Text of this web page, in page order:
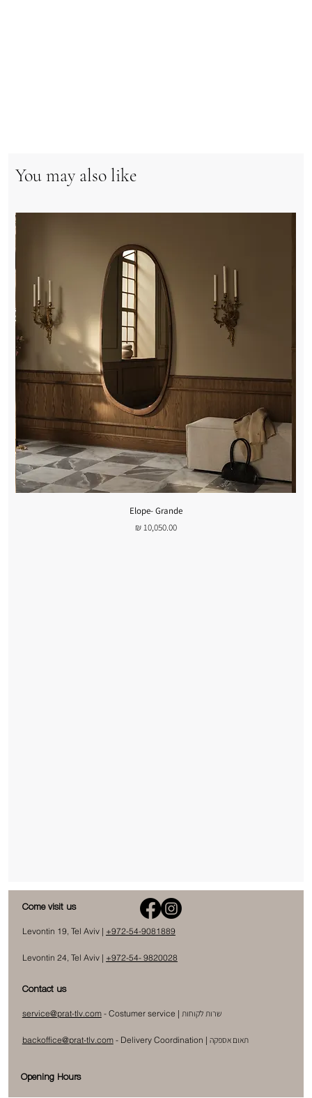
You may also like
Elope- Grande
מחיר‏10,050.00 ‏₪
Come visit us
Levontin 19, Tel Aviv | +972-54-9081889
Levontin 24, Tel Aviv | +972-54- 9820028
Contact us
service@prat-tlv.com- Costumer service | שרות לקוחות
backoffice@prat-tlv.com- Delivery Coordination | תאום אספקה
Opening Hours